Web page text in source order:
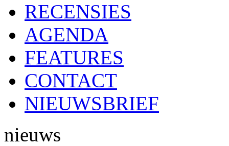
RECENSIES
AGENDA
FEATURES
CONTACT
NIEUWSBRIEF
nieuws